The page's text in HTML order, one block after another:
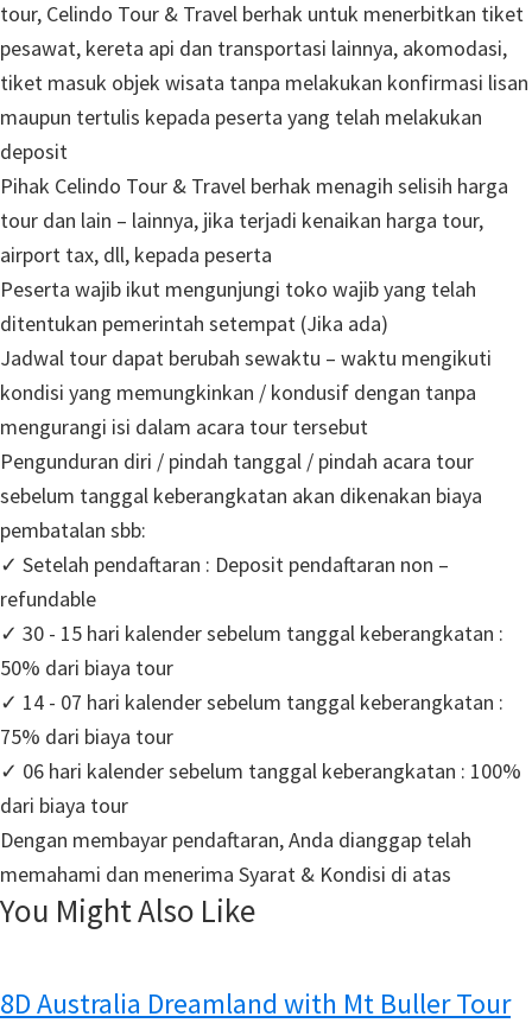
tour, Celindo Tour & Travel berhak untuk menerbitkan tiket
pesawat, kereta api dan transportasi lainnya, akomodasi,
tiket masuk objek wisata tanpa melakukan konfirmasi lisan
maupun tertulis kepada peserta yang telah melakukan
deposit
Pihak Celindo Tour & Travel berhak menagih selisih harga
tour dan lain – lainnya, jika terjadi kenaikan harga tour,
airport tax, dll, kepada peserta
Peserta wajib ikut mengunjungi toko wajib yang telah
ditentukan pemerintah setempat (Jika ada)
Jadwal tour dapat berubah sewaktu – waktu mengikuti
kondisi yang memungkinkan / kondusif dengan tanpa
mengurangi isi dalam acara tour tersebut
Pengunduran diri / pindah tanggal / pindah acara tour
sebelum tanggal keberangkatan akan dikenakan biaya
pembatalan sbb:
✓ Setelah pendaftaran : Deposit pendaftaran non –
refundable
✓ 30 - 15 hari kalender sebelum tanggal keberangkatan :
50% dari biaya tour
✓ 14 - 07 hari kalender sebelum tanggal keberangkatan :
75% dari biaya tour
✓ 06 hari kalender sebelum tanggal keberangkatan : 100%
dari biaya tour
Dengan membayar pendaftaran, Anda dianggap telah
memahami dan menerima Syarat & Kondisi di atas
You Might Also Like
8D Australia Dreamland with Mt Buller Tour